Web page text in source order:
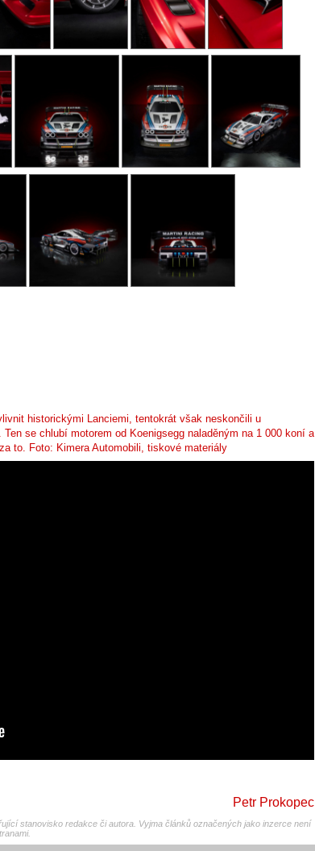
historickými Lanciemi, tentokrát však neskončili u
se chlubí motorem od Koenigsegg naladěným na 1 000 koní a
to. Foto: Kimera Automobili, tiskové materiály
Petr Prokopec
stanovisko redakce či autora. Vyjma článků označených jako inzerce není